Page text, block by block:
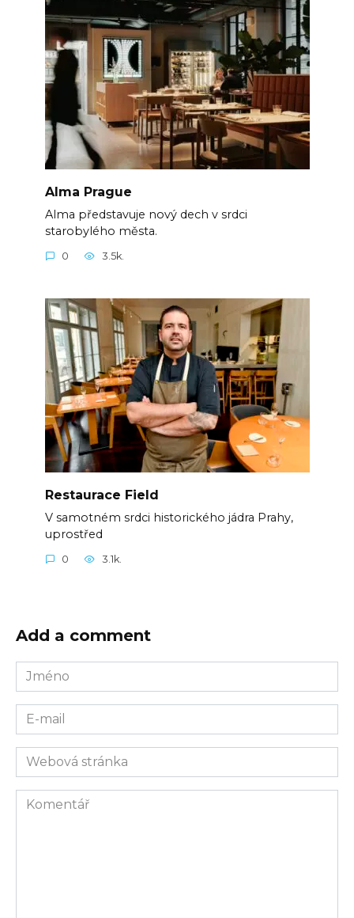
Alma Prague
Alma představuje nový dech v srdci
starobylého města.
0 3.5k.
Restaurace Field
V samotném srdci historického jádra Prahy,
uprostřed
0 3.1k.
Add a comment
Jméno
E-
mail
Webová
stránka
Komentář